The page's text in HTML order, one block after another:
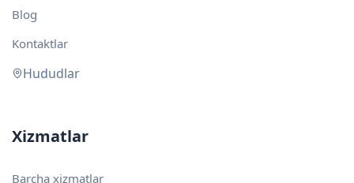
Blog
Kontaktlar
Hududlar
Xizmatlar
Barcha xizmatlar